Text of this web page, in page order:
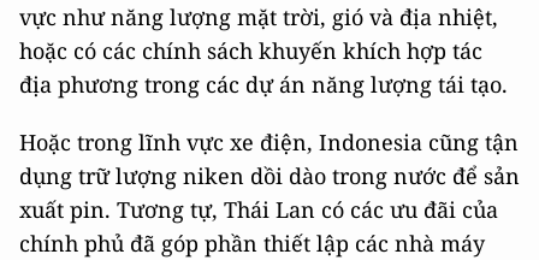
vực như năng lượng mặt trời, gió và địa nhiệt,
hoặc có các chính sách khuyến khích hợp tác
địa phương trong các dự án năng lượng tái tạo.
Hoặc trong lĩnh vực xe điện, Indonesia cũng tận
dụng trữ lượng niken dồi dào trong nước để sản
xuất pin. Tương tự, Thái Lan có các ưu đãi của
chính phủ đã góp phần thiết lập các nhà máy